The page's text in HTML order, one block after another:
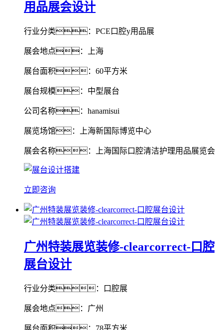
用品展会设计
行业分类：PCE口腔y用品展
展会地点：上海
展台面积：60平方米
展台规模：中型展台
公司名称：hanamisui
展览场馆：上海新国际博览中心
展会名称：上海国际口腔清洁护理用品展览会
立即咨询
广州特装展览装修-clearcorrect-口腔
展台设计
行业分类：口腔展
展会地点：广州
展台面积：78平方米